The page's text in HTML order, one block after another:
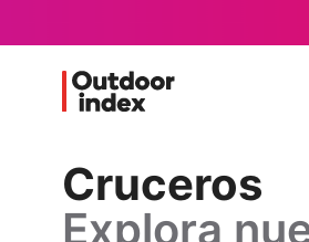
Cruceros
Explora